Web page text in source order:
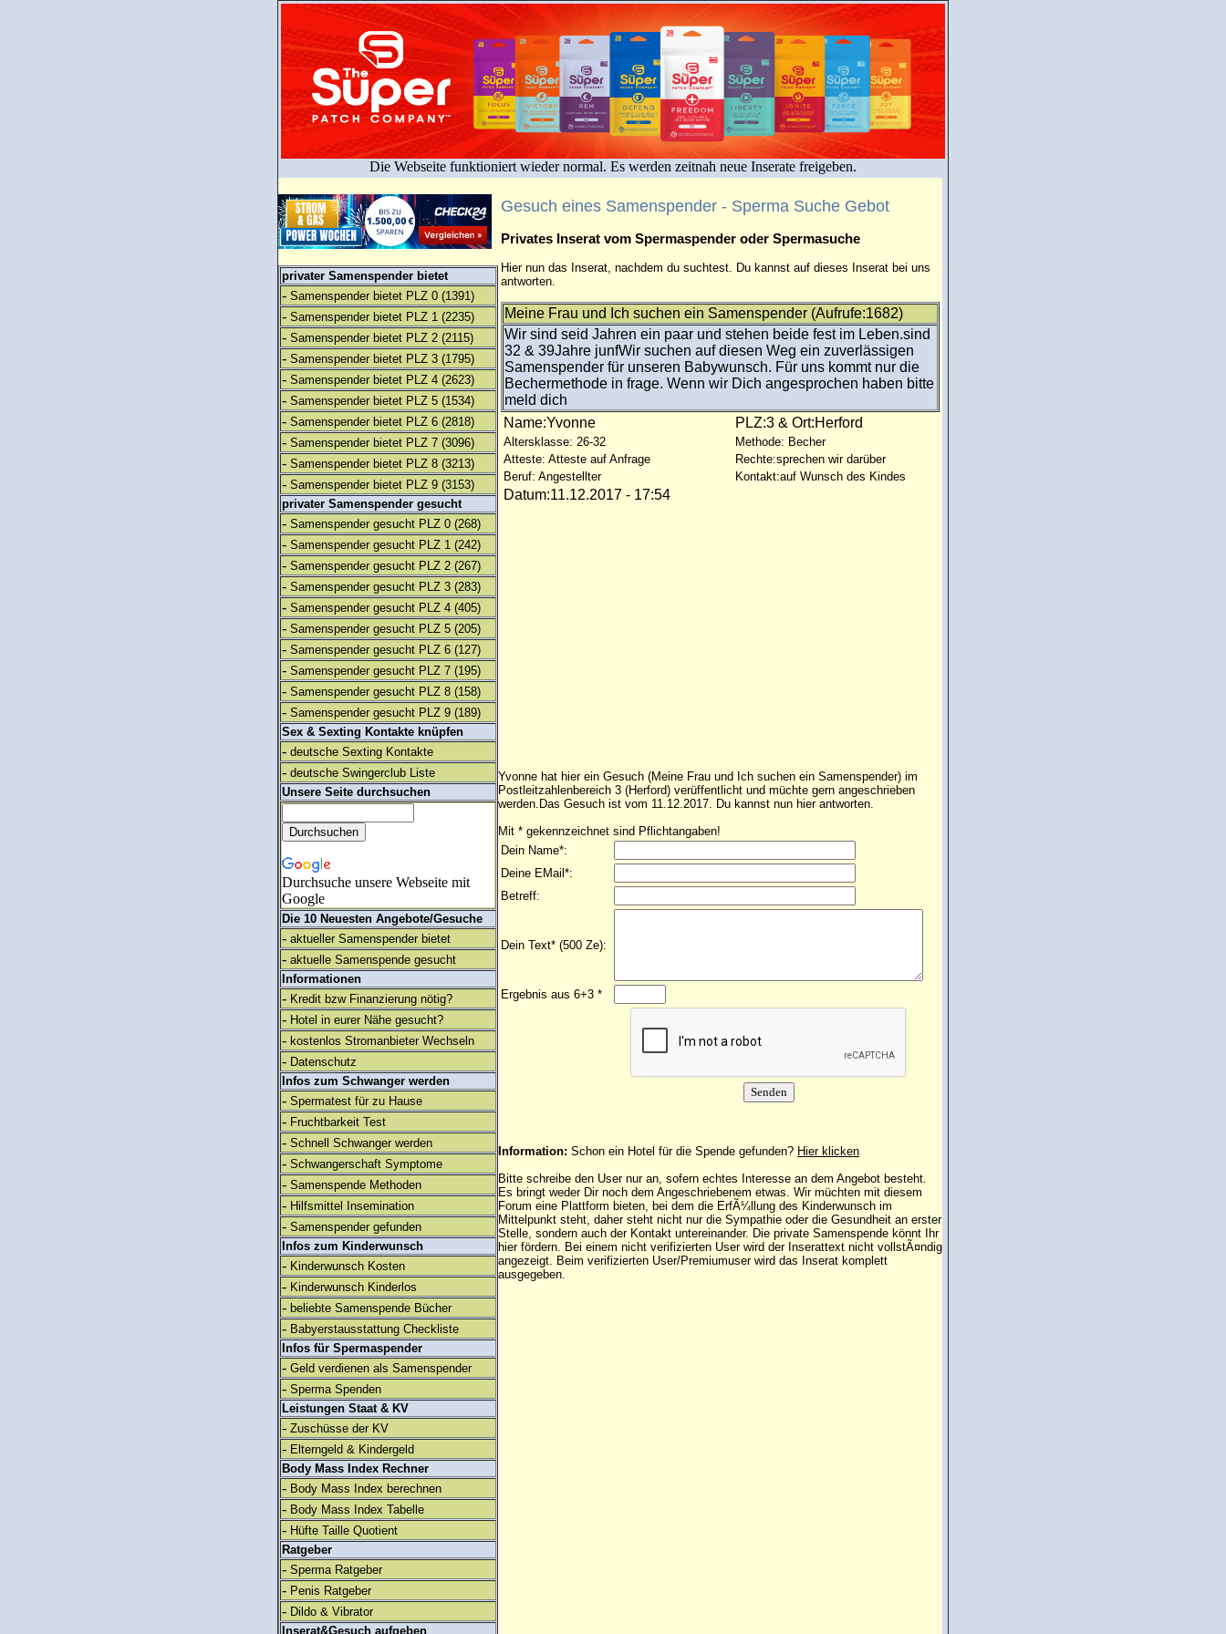
Die Webseite funktioniert wieder normal. Es werden zeitnah neue Inserate freigeben.
privater Samenspender bietet
- Samenspender bietet PLZ 0 (1391)
- Samenspender bietet PLZ 1 (2235)
- Samenspender bietet PLZ 2 (2115)
- Samenspender bietet PLZ 3 (1795)
- Samenspender bietet PLZ 4 (2623)
- Samenspender bietet PLZ 5 (1534)
- Samenspender bietet PLZ 6 (2818)
- Samenspender bietet PLZ 7 (3096)
- Samenspender bietet PLZ 8 (3213)
- Samenspender bietet PLZ 9 (3153)
privater Samenspender gesucht
- Samenspender gesucht PLZ 0 (268)
- Samenspender gesucht PLZ 1 (242)
- Samenspender gesucht PLZ 2 (267)
- Samenspender gesucht PLZ 3 (283)
- Samenspender gesucht PLZ 4 (405)
- Samenspender gesucht PLZ 5 (205)
- Samenspender gesucht PLZ 6 (127)
- Samenspender gesucht PLZ 7 (195)
- Samenspender gesucht PLZ 8 (158)
- Samenspender gesucht PLZ 9 (189)
Sex & Sexting Kontakte knüpfen
- deutsche Sexting Kontakte
- deutsche Swingerclub Liste
Unsere Seite durchsuchen
Durchsuche unsere Webseite mit
Google
Die 10 Neuesten Angebote/Gesuche
- aktueller Samenspender bietet
- aktuelle Samenspende gesucht
Informationen
- Kredit bzw Finanzierung nötig?
- Hotel in eurer Nähe gesucht?
- kostenlos Stromanbieter Wechseln
- Datenschutz
Infos zum Schwanger werden
- Spermatest für zu Hause
- Fruchtbarkeit Test
- Schnell Schwanger werden
- Schwangerschaft Symptome
- Samenspende Methoden
- Hilfsmittel Insemination
- Samenspender gefunden
Infos zum Kinderwunsch
- Kinderwunsch Kosten
- Kinderwunsch Kinderlos
- beliebte Samenspende Bücher
- Babyerstausstattung Checkliste
Infos für Spermaspender
- Geld verdienen als Samenspender
- Sperma Spenden
Leistungen Staat & KV
- Zuschüsse der KV
- Elterngeld & Kindergeld
Body Mass Index Rechner
- Body Mass Index berechnen
- Body Mass Index Tabelle
- Hüfte Taille Quotient
Ratgeber
- Sperma Ratgeber
- Penis Ratgeber
- Dildo & Vibrator
Inserat&Gesuch aufgeben
Gesuch eines Samenspender - Sperma Suche Gebot
Privates Inserat vom Spermaspender oder Spermasuche
Hier nun das Inserat, nachdem du suchtest. Du kannst auf dieses Inserat bei uns
antworten.
Meine Frau und Ich suchen ein Samenspender (Aufrufe:1682)
Wir sind seid Jahren ein paar und stehen beide fest im Leben.sind
32 & 39Jahre junfWir suchen auf diesen Weg ein zuverlässigen
Samenspender für unseren Babywunsch. Für uns kommt nur die
Bechermethode in frage. Wenn wir Dich angesprochen haben bitte
meld dich
Name:Yvonne
PLZ:3 & Ort:Herford
Altersklasse: 26-32
Methode: Becher
Atteste: Atteste auf Anfrage
Rechte:sprechen wir darüber
Beruf: Angestellter
Kontakt:auf Wunsch des Kindes
Datum:11.12.2017 - 17:54
Yvonne hat hier ein Gesuch (Meine Frau und Ich suchen ein Samenspender) im
Postleitzahlenbereich 3 (Herford) verüffentlicht und müchte gern angeschrieben
werden.Das Gesuch ist vom 11.12.2017. Du kannst nun hier antworten.
Mit * gekennzeichnet sind Pflichtangaben!
Dein Name*:
Deine EMail*:
Betreff:
Dein Text* (500 Ze):
Ergebnis aus 6+3 *
Information: Schon ein Hotel für die Spende gefunden? Hier klicken
Bitte schreibe den User nur an, sofern echtes Interesse an dem Angebot besteht.
Es bringt weder Dir noch dem Angeschriebenem etwas. Wir müchten mit diesem
Forum eine Plattform bieten, bei dem die ErfÃ¼llung des Kinderwunsch im
Mittelpunkt steht, daher steht nicht nur die Sympathie oder die Gesundheit an erster
Stelle, sondern auch der Kontakt untereinander. Die private Samenspende könnt Ihr
hier fördern. Bei einem nicht verifizierten User wird der Inserattext nicht vollstÃ¤ndig
angezeigt. Beim verifizierten User/Premiumuserwird das Inserat komplett
ausgegeben.